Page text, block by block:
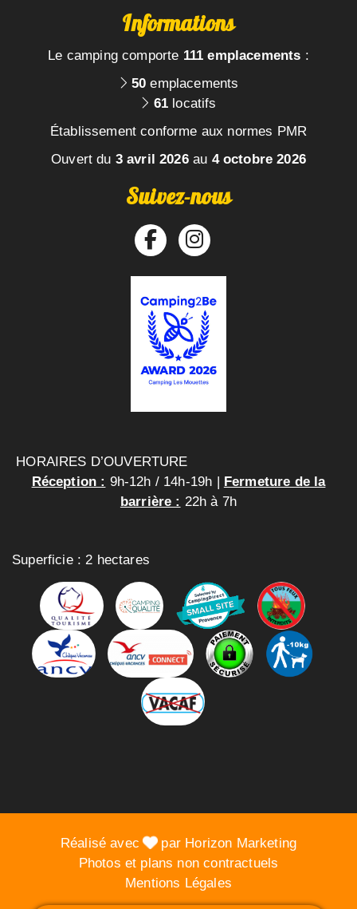
Informations
Le camping comporte 111 emplacements :
50 emplacements
61 locatifs
Établissement conforme aux normes PMR
Ouvert du 3 avril 2026au 4 octobre 2026
Suivez-nous
HORAIRES D’OUVERTURE
Réception : 9h-12h / 14h-19h |
Fermeture de la
barrière : 22h à 7h
Superficie : 2 hectares
Réalisé avec
par Horizon Marketing
Photos et plans non contractuels
Mentions Légales